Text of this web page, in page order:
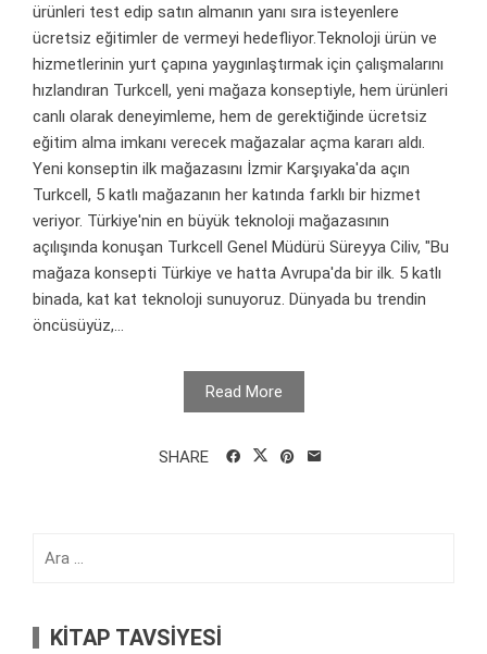
ürünleri test edip satın almanın yanı sıra isteyenlere
ücretsiz eğitimler de vermeyi hedefliyor.Teknoloji ürün ve
hizmetlerinin yurt çapına yaygınlaştırmak için çalışmalarını
hızlandıran Turkcell, yeni mağaza konseptiyle, hem ürünleri
canlı olarak deneyimleme, hem de gerektiğinde ücretsiz
eğitim alma imkanı verecek mağazalar açma kararı aldı.
Yeni konseptin ilk mağazasını İzmir Karşıyaka'da açın
Turkcell, 5 katlı mağazanın her katında farklı bir hizmet
veriyor. Türkiye'nin en büyük teknoloji mağazasının
açılışında konuşan Turkcell Genel Müdürü Süreyya Ciliv, "Bu
mağaza konsepti Türkiye ve hatta Avrupa'da bir ilk. 5 katlı
binada, kat kat teknoloji sunuyoruz. Dünyada bu trendin
öncüsüyüz,...
Read More
SHARE
KİTAP TAVSİYESİ